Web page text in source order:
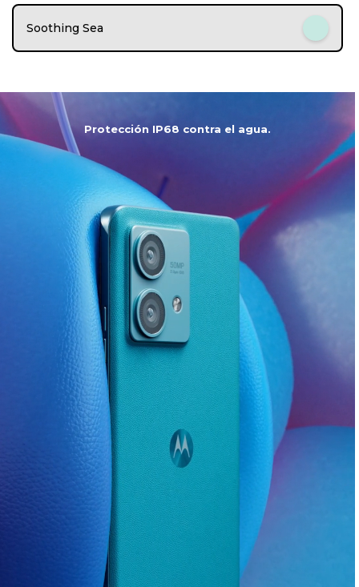
Soothing Sea
Protección IP68 contra el agua.